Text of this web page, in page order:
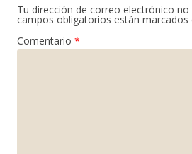
Tu dirección de correo electrónico no
campos obligatorios están marcados
Comentario *